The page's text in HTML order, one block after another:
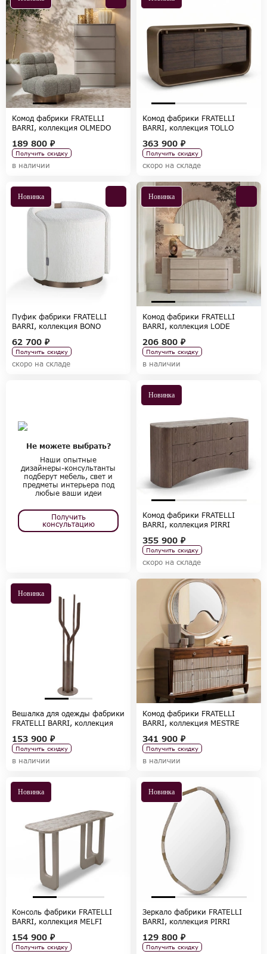
Комод фабрики FRATELLI
BARRI, коллекция OLMEDO
189 800 ₽
Получить скидку
в наличии
Комод фабрики FRATELLI
BARRI, коллекция TOLLO
363 900 ₽
Получить скидку
скоро на складе
Новинка
Пуфик фабрики FRATELLI
BARRI, коллекция BONO
62 700 ₽
Получить скидку
скоро на складе
Новинка
Комод фабрики FRATELLI
BARRI, коллекция LODE
206 800 ₽
Получить скидку
в наличии
Не можете выбрать?
Наши опытные
дизайнеры-консультанты
подберут мебель, свет и
предметы интерьера под
любые ваши идеи
Получить
консультацию
Новинка
Комод фабрики FRATELLI
BARRI, коллекция PIRRI
355 900 ₽
Получить скидку
скоро на складе
Новинка
Вешалка для одежды фабрики
FRATELLI BARRI, коллекция
153 900 ₽
Получить скидку
в наличии
Комод фабрики FRATELLI
BARRI, коллекция MESTRE
341 900 ₽
Получить скидку
в наличии
Новинка
Консоль фабрики FRATELLI
BARRI, коллекция MELFI
154 900 ₽
Получить скидку
Новинка
Зеркало фабрики FRATELLI
BARRI, коллекция PIRRI
129 800 ₽
Получить скидку